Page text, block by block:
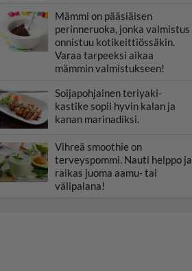
Mämmi on pääsiäisen
perinneruoka, jonka valmistus
onnistuu kotikeittiössäkin.
Varaa tarpeeksi aikaa
mämmin valmistukseen!
Soijapohjainen teriyaki-
kastike sopii hyvin kalan ja
kanan marinadiksi.
Vihreä smoothie on
terveyspommi. Nauti helppo ja
raikas juoma aamu- tai
välipalana!